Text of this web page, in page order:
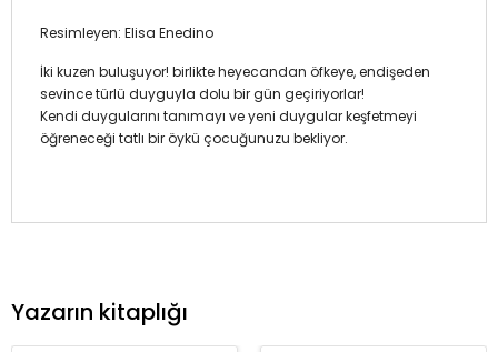
Resimleyen: Elisa Enedino
İki kuzen buluşuyor! birlikte heyecandan öfkeye, endişeden
sevince türlü duyguyla dolu bir gün geçiriyorlar!
Kendi duygularını tanımayı ve yeni duygular keşfetmeyi
öğreneceği tatlı bir öykü çocuğunuzu bekliyor.
Yazarın kitaplığı